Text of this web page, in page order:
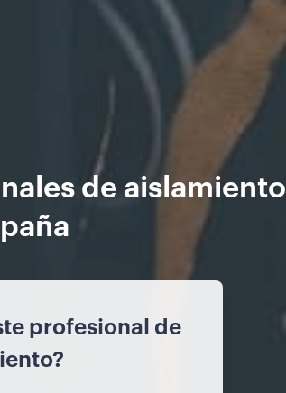
de aislamiento
profesional de